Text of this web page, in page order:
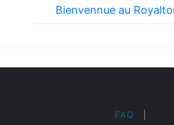
Bienvennue au
FAQ